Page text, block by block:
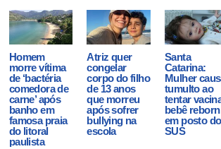
Homem
morre vítima
de ‘bactéria
comedora de
carne’ após
banho em
famosa praia
do litoral
paulista
Atriz quer
congelar
corpo do filho
de 13 anos
que morreu
após sofrer
bullying na
escola
Santa
Catarina:
Mulher
tumulto ao
tentar
bebê reborn
em posto do
SUS